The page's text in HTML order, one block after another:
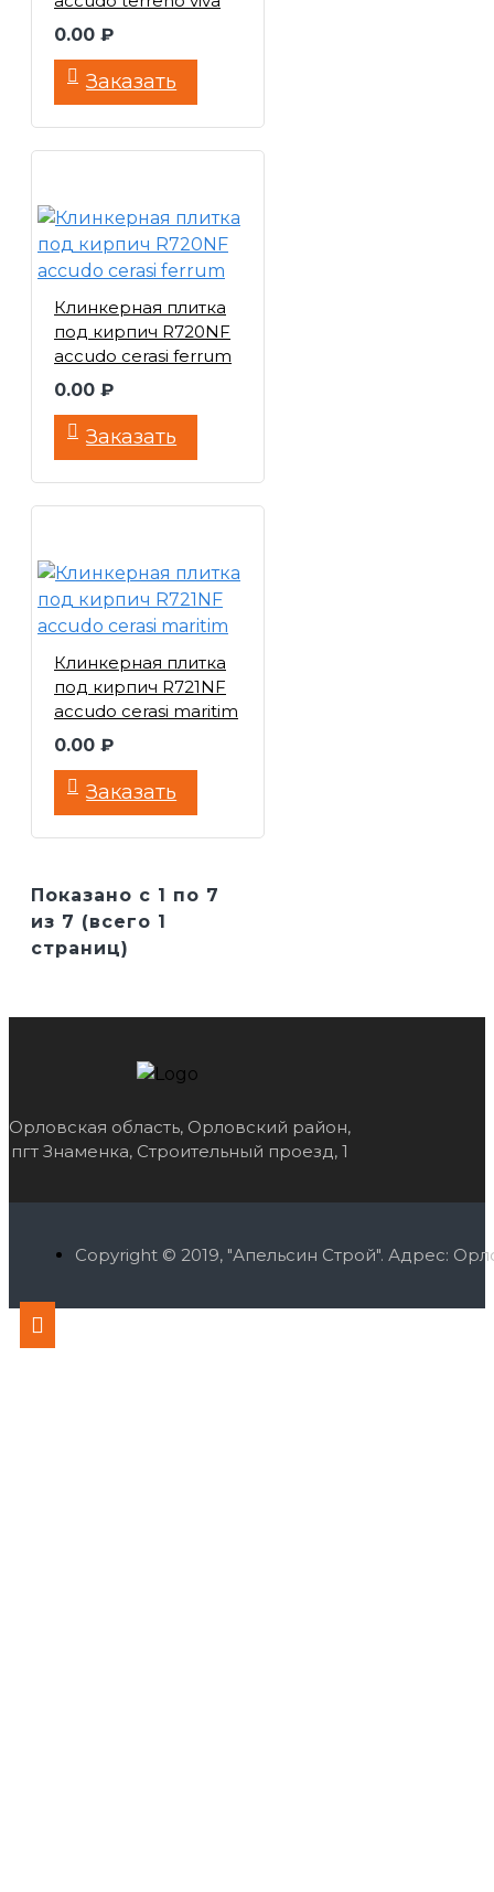
0.00 ₽
Заказать
Клинкерная плитка
под кирпич R720NF
accudo cerasi ferrum
0.00 ₽
Заказать
Клинкерная плитка
под кирпич R721NF
accudo cerasi maritim
0.00 ₽
Заказать
Показано с 1 по 7
из 7 (всего 1
страниц)
Орловская область, Орловский район,
пгт Знаменка, Строительный проезд, 1
Copyright © 2019, "Апельсин Строй". Адрес: